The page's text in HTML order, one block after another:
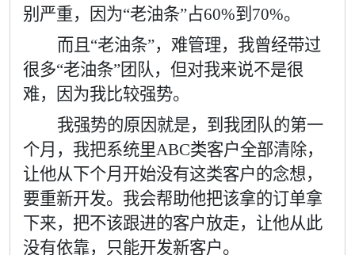
别严重，因为“老油条”占60%到 70%。
而且“老油条”，难管理，我曾经带过
很多“老油条”团队，但对我来说不是很
难，因为我比较强势。
我强势的原因就是，到我团队的第一
个月，我把系统里ABC类客户全部清除，
让他从下个月开始没有这类客户的念想，
要重新开发。我会帮助他把该拿的订单拿
下来，把不该跟进的客户放走，让他从此
没有依靠，只能开发新客户。